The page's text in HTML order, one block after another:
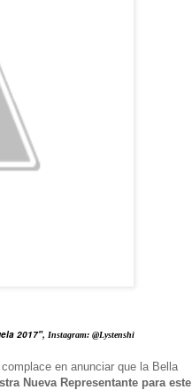
2017", Instagram: @Lystenshi
en anunciar que la Bella
Nueva Representante para este